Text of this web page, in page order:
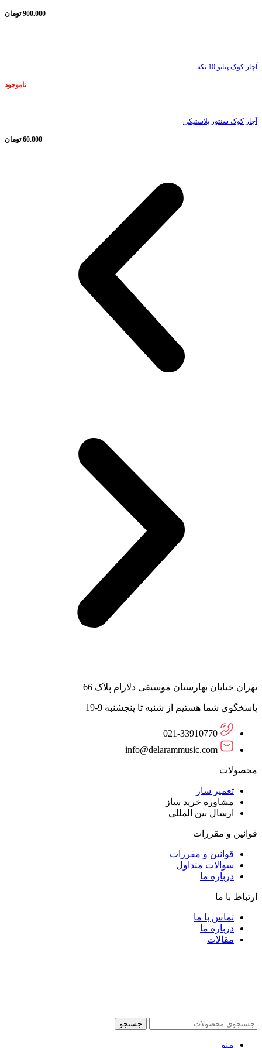
900.000 تومان
آچار کوک پیانو 10 تکه
ناموجود
آچار کوک سنتور پلاستیکی
60.000 تومان
تهران خیابان بهارستان موسیقی دلارام پلاک 66
پاسخگوی شما هستیم از شنبه تا پنجشنبه 9-19
021-33910770
info@delarammusic.com
محصولات
تعمیر ساز
مشاوره خرید ساز
ارسال بین المللی
قوانین و مقررات
قوانین و مقررات
سوالات متداول
درباره ما
ارتباط با ما
تماس با ما
درباره ما
مقالات
جستجو
منو